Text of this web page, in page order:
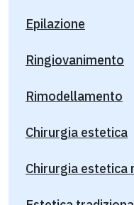
Epilazione
Ringiovanimento
Rimodellamento
Chirurgia estetica
Chirurgia estetica